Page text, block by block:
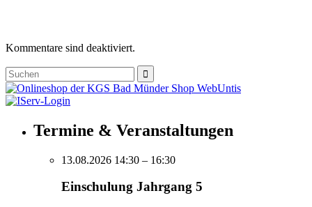
Kommentare sind deaktiviert.
Shop WebUntis
Termine & Veranstaltungen
13.08.2026 14:30 – 16:30
Einschulung Jahrgang 5